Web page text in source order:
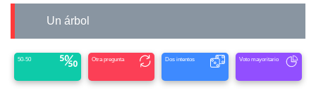
Un árbol
50-50 Otra pregunta Dos intentos Voto mayoritario